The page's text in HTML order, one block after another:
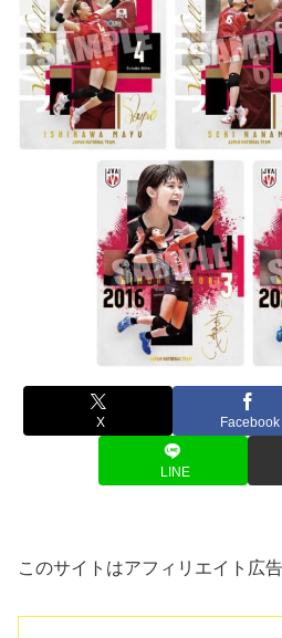
X Facebook
LINE
このサイトはアフィリエイト広